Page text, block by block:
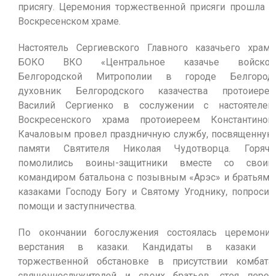
присягу. Церемония торжественной присяги прошла
Воскресенском храме.
Настоятель Сергиевского Главного казачьего
БОКО ВКО «Центральное казачье
Белгородской Митрополии в городе
духовник Белгородского казачества
Василий Сергиенко в сослужении с
Воскресенского храма протоиереем
Качаловым провел праздничную службу,
памяти Святителя Николая Чудотворца.
помолились воины-защитники вместе со
командиром батальона с позывным «Арэс» и
казаками Господу Богу и Святому Угоднику,
помощи и заступничества.
По окончании богослужения состоялась
верстания в казаки. Кандидаты в казаки
торжественной обстановке в присутствии